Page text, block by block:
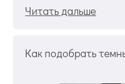
Читать дальше
Как подобрать